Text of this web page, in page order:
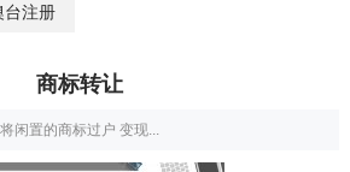
台注册
商标转让
将闲置的商标过户 变现...